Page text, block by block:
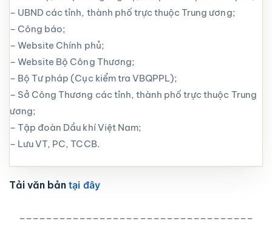
– UBND các tỉnh, thành phố trực thuộc Trung ương;
– Công báo;
– Website Chính phủ;
– Website Bộ Công Thương;
– Bộ Tư pháp (Cục kiểm tra VBQPPL);
– Sở Công Thương các tỉnh, thành phố trực thuộc Trung
ương;
– Tập đoàn Dầu khí Việt Nam;
– Lưu VT, PC, TCCB.
Tải văn bảntại đây